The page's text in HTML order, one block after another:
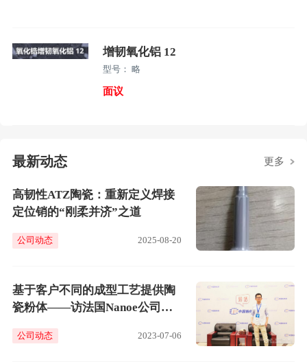
增韧氧化铝 12
型号： 略
面议
最新动态 更多
高韧性ATZ陶瓷：重新定义焊接
定位销的“刚柔并济”之道
公司动态 2025-08-20
基于客户不同的成型工艺提供陶
瓷粉体——访法国Nanoe公司亚
公司动态 2023-07-06